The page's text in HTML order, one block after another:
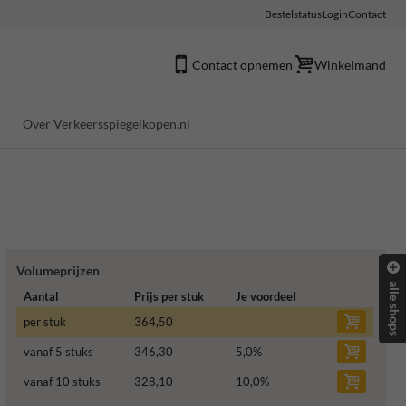
BestelstatusLoginContact
Contact opnemen Winkelmand
Over Verkeersspiegelkopen.nl
Volumeprijzen
Aantal Prijs per stuk
Je voordeel
per stuk
364,50
vanaf 5 stuks 346,30 5,0%
vanaf 10 stuks 328,10 10,0%
alle shops